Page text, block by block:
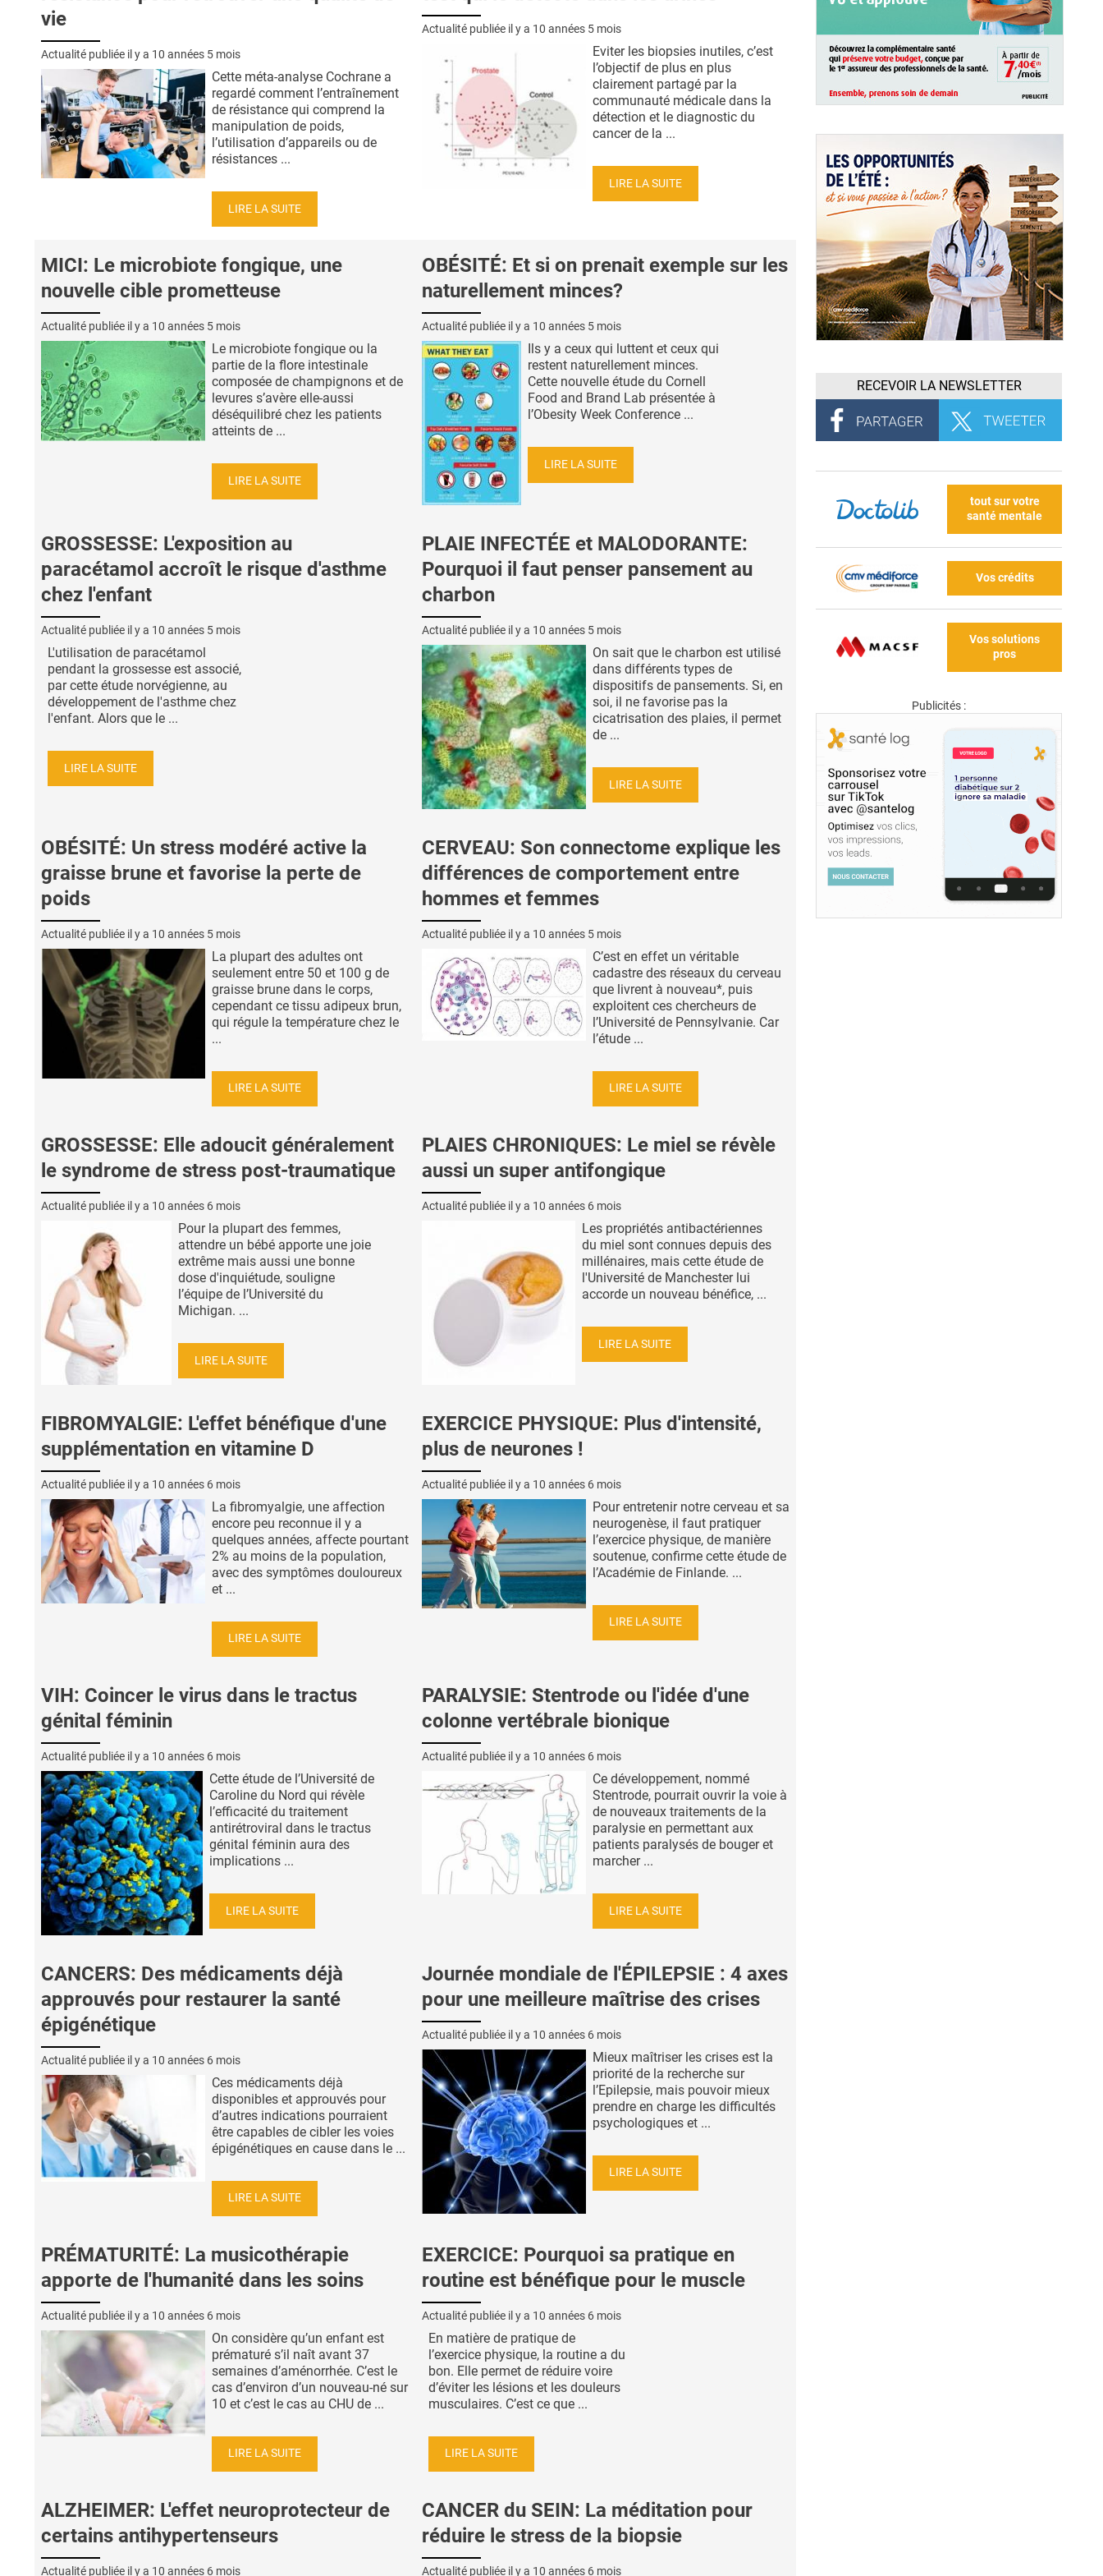
vie
Actualité publiée il y a 10 années 5 mois
Cette méta-analyse Cochrane a
regardé comment l’entraînement
de résistance qui comprend la
manipulation de poids,
l’utilisation d’appareils ou de
résistances ...
LIRE LA SUITE
Actualité publiée il y a 10 années 5 mois
Eviter les biopsies inutiles, c’est
l’objectif de plus en plus
clairement partagé par la
communauté médicale dans la
détection et le diagnostic du
cancer de la ...
LIRE LA SUITE
MICI: Le microbiote fongique, une
nouvelle cible prometteuse
Actualité publiée il y a 10 années 5 mois
Le microbiote fongique ou la
partie de la flore intestinale
composée de champignons et de
levures s’avère elle-aussi
déséquilibré chez les patients
atteints de ...
LIRE LA SUITE
OBÉSITÉ: Et si on prenait exemple sur les
naturellement minces?
Actualité publiée il y a 10 années 5 mois
Ils y a ceux qui luttent et ceux qui
restent naturellement minces.
Cette nouvelle étude du Cornell
Food and Brand Lab présentée à
l’Obesity Week Conference ...
LIRE LA SUITE
GROSSESSE: L'exposition au
paracétamol accroît le risque d'asthme
chez l'enfant
Actualité publiée il y a 10 années 5 mois
L'utilisation de paracétamol
pendant la grossesse est associé,
par cette étude norvégienne, au
développement de l'asthme chez
l'enfant. Alors que le ...
LIRE LA SUITE
PLAIE INFECTÉE et MALODORANTE:
Pourquoi il faut penser pansement au
charbon
Actualité publiée il y a 10 années 5 mois
On sait que le charbon est utilisé
dans différents types de
dispositifs de pansements. Si, en
soi, il ne favorise pas la
cicatrisation des plaies, il permet
de ...
LIRE LA SUITE
OBÉSITÉ: Un stress modéré active la
graisse brune et favorise la perte de
poids
Actualité publiée il y a 10 années 5 mois
La plupart des adultes ont
seulement entre 50 et 100 g de
graisse brune dans le corps,
cependant ce tissu adipeux brun,
qui régule la température chez le
...
LIRE LA SUITE
CERVEAU: Son connectome explique les
différences de comportement entre
hommes et femmes
Actualité publiée il y a 10 années 5 mois
C’est en effet un véritable
cadastre des réseaux du cerveau
que livrent à nouveau*, puis
exploitent ces chercheurs de
l’Université de Pennsylvanie. Car
l’étude ...
LIRE LA SUITE
GROSSESSE: Elle adoucit généralement
le syndrome de stress post-traumatique
Actualité publiée il y a 10 années 6 mois
Pour la plupart des femmes,
attendre un bébé apporte une joie
extrême mais aussi une bonne
dose d'inquiétude, souligne
l’équipe de l’Université du
Michigan. ...
LIRE LA SUITE
PLAIES CHRONIQUES: Le miel se révèle
aussi un super antifongique
Actualité publiée il y a 10 années 6 mois
Les propriétés antibactériennes
du miel sont connues depuis des
millénaires, mais cette étude de
l'Université de Manchester lui
accorde un nouveau bénéfice, ...
LIRE LA SUITE
FIBROMYALGIE: L'effet bénéfique d'une
supplémentation en vitamine D
Actualité publiée il y a 10 années 6 mois
La fibromyalgie, une affection
encore peu reconnue il y a
quelques années, affecte pourtant
2% au moins de la population,
avec des symptômes douloureux
et ...
LIRE LA SUITE
EXERCICE PHYSIQUE: Plus d'intensité,
plus de neurones !
Actualité publiée il y a 10 années 6 mois
Pour entretenir notre cerveau et sa
neurogenèse, il faut pratiquer
l’exercice physique, de manière
soutenue, confirme cette étude de
l’Académie de Finlande. ...
LIRE LA SUITE
VIH: Coincer le virus dans le tractus
génital féminin
Actualité publiée il y a 10 années 6 mois
Cette étude de l’Université de
Caroline du Nord qui révèle
l’efficacité du traitement
antirétroviral dans le tractus
génital féminin aura des
implications ...
LIRE LA SUITE
PARALYSIE: Stentrode ou l'idée d'une
colonne vertébrale bionique
Actualité publiée il y a 10 années 6 mois
Ce développement, nommé
Stentrode, pourrait ouvrir la voie à
de nouveaux traitements de la
paralysie en permettant aux
patients paralysés de bouger et
marcher ...
LIRE LA SUITE
CANCERS: Des médicaments déjà
approuvés pour restaurer la santé
épigénétique
Actualité publiée il y a 10 années 6 mois
Ces médicaments déjà
disponibles et approuvés pour
d’autres indications pourraient
être capables de cibler les voies
épigénétiques en cause dans le ...
LIRE LA SUITE
Journée mondiale de l'ÉPILEPSIE : 4 axes
pour une meilleure maîtrise des crises
Actualité publiée il y a 10 années 6 mois
Mieux maîtriser les crises est la
priorité de la recherche sur
l’Epilepsie, mais pouvoir mieux
prendre en charge les difficultés
psychologiques et ...
LIRE LA SUITE
PRÉMATURITÉ: La musicothérapie
apporte de l'humanité dans les soins
Actualité publiée il y a 10 années 6 mois
On considère qu’un enfant est
prématuré s’il naît avant 37
semaines d’aménorrhée. C’est le
cas d’environ d’un nouveau-né sur
10 et c’est le cas au CHU de ...
LIRE LA SUITE
EXERCICE: Pourquoi sa pratique en
routine est bénéfique pour le muscle
Actualité publiée il y a 10 années 6 mois
En matière de pratique de
l’exercice physique, la routine a du
bon. Elle permet de réduire voire
d’éviter les lésions et les douleurs
musculaires. C’est ce que ...
LIRE LA SUITE
ALZHEIMER: L'effet neuroprotecteur de
certains antihypertenseurs
Actualité publiée il y a 10 années 6 mois
CANCER du SEIN: La méditation pour
réduire le stress de la biopsie
Actualité publiée il y a 10 années 6 mois
RECEVOIR LA NEWSLETTER
tout sur votre
santé mentale
Vos crédits
Vos solutions
pros
Publicités :